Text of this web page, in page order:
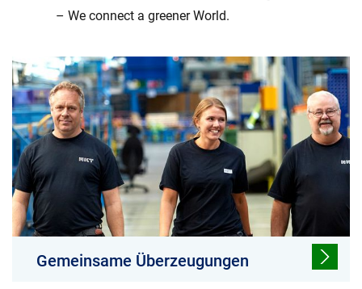
– We connect a greener World.
Gemeinsame Überzeugungen